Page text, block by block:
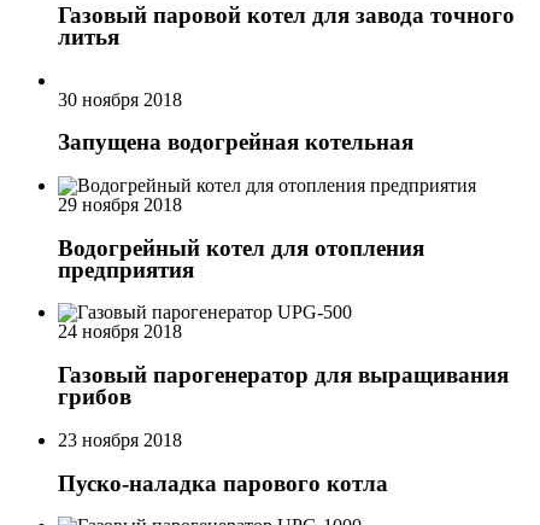
Газовый паровой котел для завода точного
литья
30 ноября 2018
Запущена водогрейная котельная
29 ноября 2018
Водогрейный котел для отопления
предприятия
24 ноября 2018
Газовый парогенератор для выращивания
грибов
23 ноября 2018
Пуско-наладка парового котла